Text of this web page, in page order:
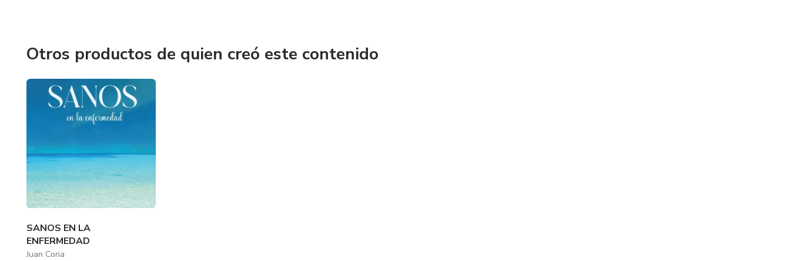
Otros productos de quien creó este contenido
SANOS EN LA
ENFERMEDAD
Juan Coria